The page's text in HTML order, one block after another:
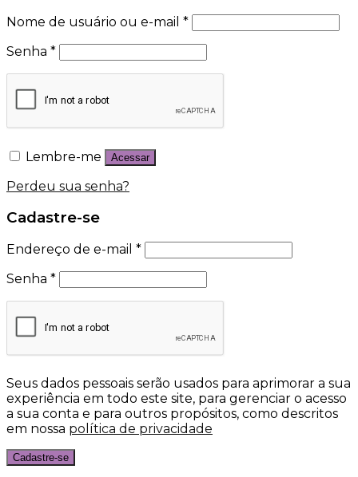
Nome de usuário ou e-mail *
Senha *
Lembre-me Acessar
Perdeu sua senha?
Cadastre-se
Endereço de e-mail *
Senha *
Seus dados pessoais serão usados para aprimorar a sua
experiência em todo este site, para gerenciar o acesso
a sua conta e para outros propósitos, como descritos
em nossa política de privacidade
Cadastre-se